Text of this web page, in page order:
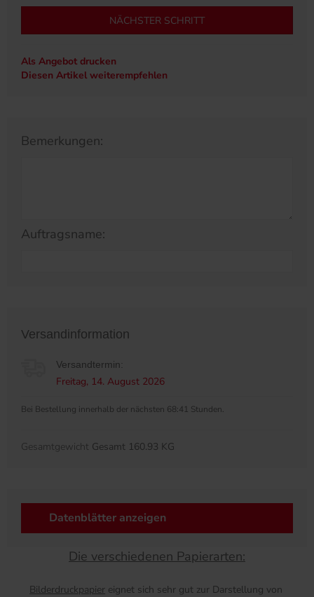
NÄCHSTER SCHRITT
Als Angebot drucken
Diesen Artikel weiterempfehlen
Bemerkungen:
Auftragsname:
Versandinformation
Versandtermin:
Freitag, 14. August 2026
Bei Bestellung innerhalb der nächsten 68:41 Stunden.
Gesamtgewicht Gesamt 160.93 KG
Datenblätter anzeigen
Die verschiedenen Papierarten:
Bilderdruckpapier eignet sich sehr gut zur Darstellung von